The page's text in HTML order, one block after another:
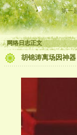
第一
网络日志正文
胡锦涛离场因神